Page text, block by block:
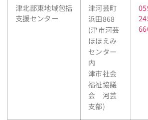
津北部東地域包括
支援センター
津河芸町
浜田868
(津市河芸
ほほえみ
センター
内
津市社会
福祉協議
会 河芸
支部)